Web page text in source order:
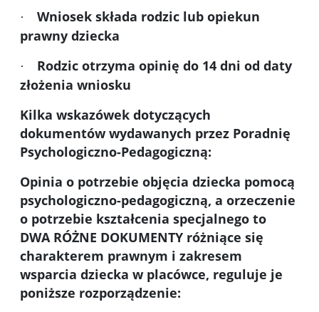
·
Wniosek składa rodzic lub opiekun
prawny dziecka
·
Rodzic otrzyma opinię do 14 dni od daty
złożenia wniosku
Kilka wskazówek dotyczących
dokumentów wydawanych przez Poradnię
Psychologiczno-Pedagogiczną:
Opinia o potrzebie objęcia dziecka pomocą
psychologiczno-pedagogiczną, a orzeczenie
o potrzebie kształcenia specjalnego to
DWA RÓŻNE DOKUMENTY różniące się
charakterem prawnym i zakresem
wsparcia dziecka w placówce, reguluje je
poniższe rozporządzenie: